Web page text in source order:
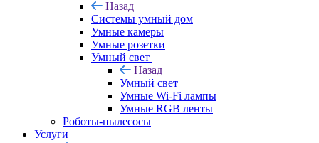
Назад
Системы умный дом
Умные камеры
Умные розетки
Умный свет
Назад
Умный свет
Умные Wi-Fi лампы
Умные RGB ленты
Роботы-пылесосы
Услуги